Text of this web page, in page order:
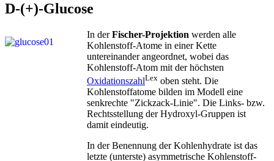
D-(+)-Glucose
In derFischer-Projektion werden alle
Kohlenstoff-Atome in einer Kette
untereinander angeordnet, wobei das
Kohlenstoff-Atom mit der höchsten
OxidationszahlLex oben steht. Die
Kohlenstoffatome bilden im Modell eine
senkrechte "Zickzack-Linie". Die Links- bzw.
Rechtsstellung der Hydroxyl-Gruppen ist
damit eindeutig.
In der Benennung der Kohlenhydrate ist das
letzte (unterste) asymmetrische Kohlenstoff-